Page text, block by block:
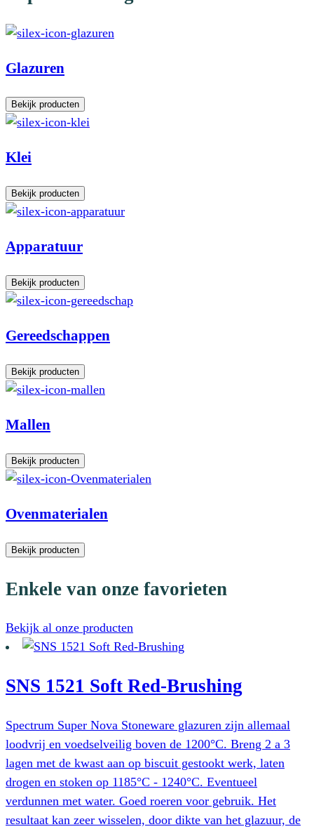
Glazuren
Bekijk producten
Klei
Bekijk producten
Apparatuur
Bekijk producten
Gereedschappen
Bekijk producten
Mallen
Bekijk producten
Ovenmaterialen
Bekijk producten
Enkele van onze favorieten
Bekijk al onze producten
SNS 1521 Soft Red-Brushing
Spectrum Super Nova Stoneware glazuren zijn allemaal
loodvrij en voedselveilig boven de 1200°C. Breng 2 a 3
lagen met de kwast aan op biscuit gestookt werk, laten
drogen en stoken op 1185°C - 1240°C. Eventueel
verdunnen met water. Goed roeren voor gebruik. Het
resultaat kan zeer wisselen, door dikte van het glazuur, de